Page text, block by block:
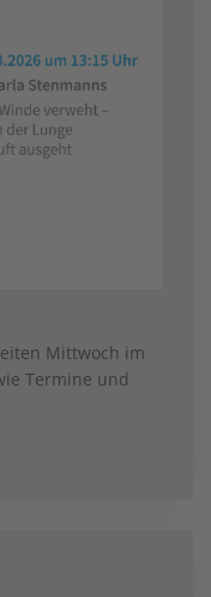
Mittwoch im
Termine und